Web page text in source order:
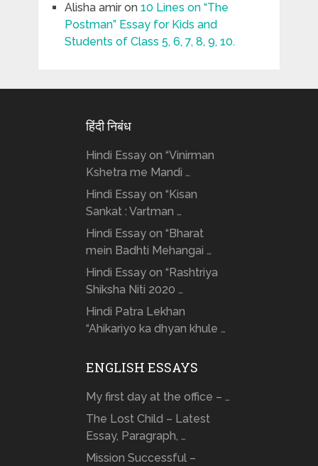
Alisha amiron 10 Lines on “The
Postman” Essay for Kids and
Students of Class 5, 6, 7, 8, 9, 10.
हिंदी निबंध
Hindi Essay on “Vinirman
Kshetra me Mandi …
Hindi Essay on “Kisan
Sankat : Vartman …
Hindi Essay on “Bharat
mein Badhti Mehangai …
Hindi Essay on “Rashtriya
Shiksha Niti 2020 …
Hindi Patra Lekhan
“Ahikariyo ka dhyan khule …
ENGLISH ESSAYS
My first day at the office – …
The Lost Child – Latest
Essay, Paragraph, …
Mission Successful –